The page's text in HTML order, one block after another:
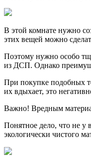
В этой комнате нужно
этих вещей можно
Поэтому нужно особо
из ДСП. Однако
При покупке подобных
их вдыхает, это
Важно! Вредным
Понятное дело, что не у
экологически чистого